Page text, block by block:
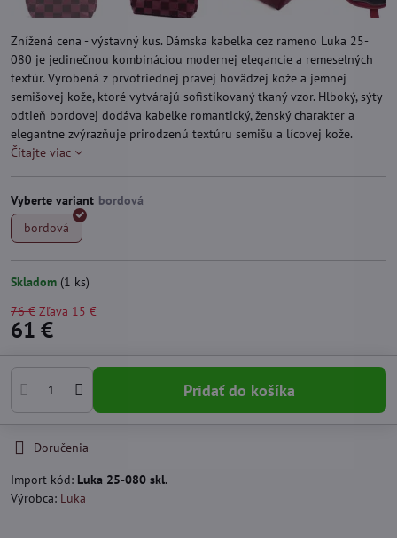
Znížená cena - výstavný kus. Dámska kabelka cez rameno Luka 25-
080 je jedinečnou kombináciou modernej elegancie a remeselných
textúr. Vyrobená z prvotriednej pravej hovädzej kože a jemnej
semišovej kože, ktoré vytvárajú sofistikovaný tkaný vzor. Hlboký, sýty
odtieň bordovej dodáva kabelke romantický, ženský charakter a
elegantne zvýrazňuje prirodzenú textúru semišu a lícovej kože.
Čítajte viac
Vyberte variant
bordová
Skladom (1 ks)
76 € Zľava 15 €
61 €
Pridať do košíka
Doručenia
Import kód: Luka 25-080 skl.
Výrobca: Luka